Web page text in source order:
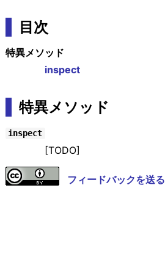
目次
特異メソッド
inspect
特異メソッド
inspect
[TODO]
フィードバックを送る